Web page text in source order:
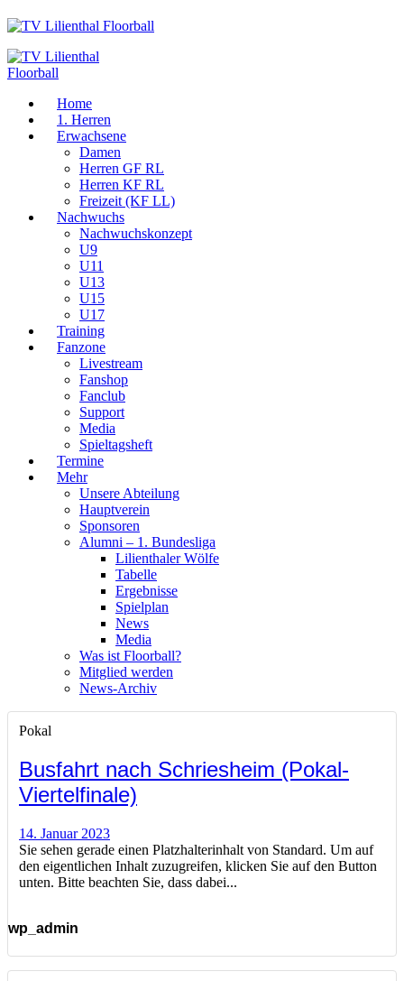
Home
1. Herren
Erwachsene
Damen
Herren GF RL
Herren KF RL
Freizeit (KF LL)
Nachwuchs
Nachwuchskonzept
U9
U11
U13
U15
U17
Training
Fanzone
Livestream
Fanshop
Fanclub
Support
Media
Spieltagsheft
Termine
Mehr
Unsere Abteilung
Hauptverein
Sponsoren
Alumni – 1. Bundesliga
Lilienthaler Wölfe
Tabelle
Ergebnisse
Spielplan
News
Media
Was ist Floorball?
Mitglied werden
News-Archiv
Pokal
Busfahrt nach Schriesheim (Pokal-
Viertelfinale)
14. Januar 2023
Sie sehen gerade einen Platzhalterinhalt von Standard. Um auf
den eigentlichen Inhalt zuzugreifen, klicken Sie auf den Button
unten. Bitte beachten Sie, dass dabei...
wp_admin